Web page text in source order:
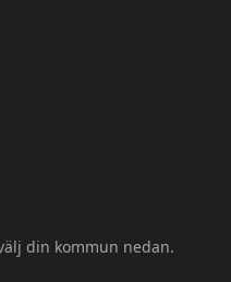
din kommun nedan.